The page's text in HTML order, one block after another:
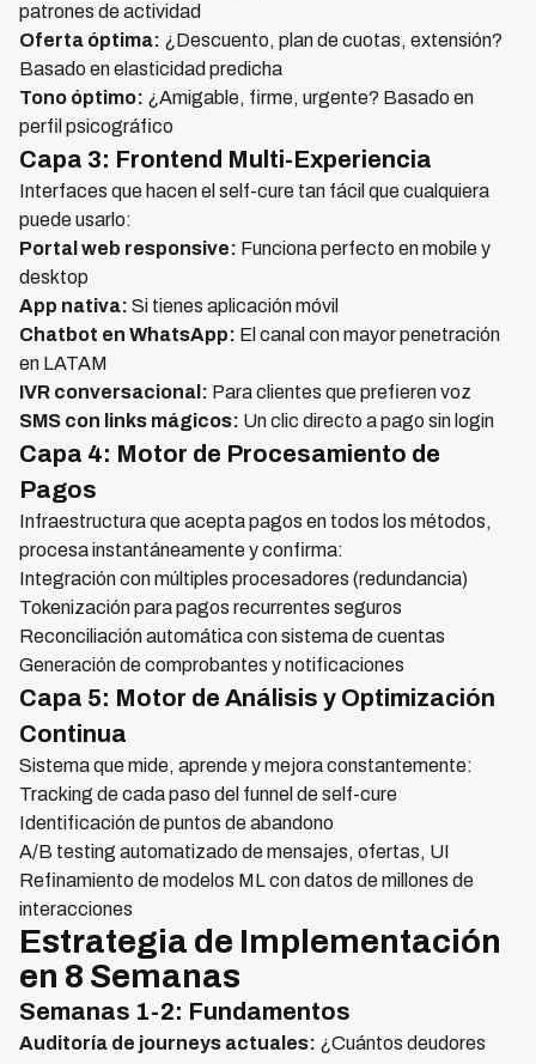
patrones de actividad
Oferta óptima: ¿Descuento, plan de cuotas, extensión?
Basado en elasticidad predicha
Tono óptimo: ¿Amigable, firme, urgente? Basado en
perfil psicográfico
Capa 3: Frontend Multi-Experiencia
Interfaces que hacen el self-cure tan fácil que cualquiera
puede usarlo:
Portal web responsive: Funciona perfecto en mobile y
desktop
App nativa: Si tienes aplicación móvil
Chatbot en WhatsApp: El canal con mayor penetración
en LATAM
IVR conversacional: Para clientes que prefieren voz
SMS con links mágicos: Un clic directo a pago sin login
Capa 4: Motor de Procesamiento de
Pagos
Infraestructura que acepta pagos en todos los métodos,
procesa instantáneamente y confirma:
Integración con múltiples procesadores (redundancia)
Tokenización para pagos recurrentes seguros
Reconciliación automática con sistema de cuentas
Generación de comprobantes y notificaciones
Capa 5: Motor de Análisis y Optimización
Continua
Sistema que mide, aprende y mejora constantemente:
Tracking de cada paso del funnel de self-cure
Identificación de puntos de abandono
A/B testing automatizado de mensajes, ofertas, UI
Refinamiento de modelos ML con datos de millones de
interacciones
Estrategia de Implementación
en 8 Semanas
Semanas 1-2: Fundamentos
Auditoría de journeys actuales: ¿Cuántos deudores